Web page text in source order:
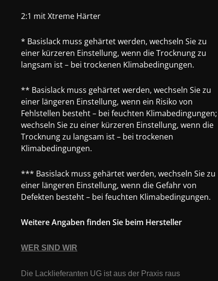
2:1 mit Xtreme Härter
* Basislack muss gehärtet werden, wechseln Sie zu
einer kürzeren Einstellung, wenn die Trocknung zu
langsam ist – bei trockenen Klimabedingungen.
** Basislack muss gehärtet werden, wechseln Sie zu
einer längeren Einstellung, wenn ein Risiko von
Fehlstellen besteht – bei feuchten Klimabedingungen;
wechseln Sie zu einer kürzeren Einstellung, wenn die
Trocknung zu langsam ist – bei trockenen
Klimabedingungen.
*** Basislack muss gehärtet werden, wechseln Sie zu
einer längeren Einstellung, wenn die Gefahr von
Defekten besteht – bei feuchten Klimabedingungen.
Weitere Angaben finden Sie beim Hersteller
WER SIND WIR
Die Lacklieferanten UG ist aus der Praxis raus